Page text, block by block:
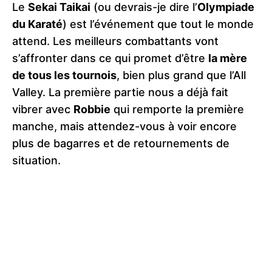
Le Sekai Taikai (ou devrais-je dire l’Olympiade
du Karaté) est l’événement que tout le monde
attend. Les meilleurs combattants vont
s’affronter dans ce qui promet d’être la mère
de tous les tournois, bien plus grand que l’All
Valley. La première partie nous a déjà fait
vibrer avec Robbie qui remporte la première
manche, mais attendez-vous à voir encore
plus de bagarres et de retournements de
situation.